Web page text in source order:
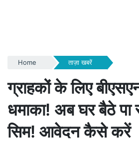
Home ताज़ा खबरें
ग्राहकों के लिए
धमाका! अब घर बैठे
सिम! आवेदन कैसे करें